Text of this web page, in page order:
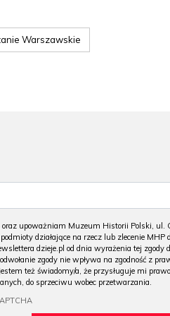
Warszawskie
upoważniam Muzeum Historii Polski,
działające na rzecz lub zlecenie
dzieje.pl od dnia wyrażenia tej zgody
zgody nie wpływa na zgodność z
też świadomy/a, że przysługuje mi
do sprzeciwu wobec przetwarzania.